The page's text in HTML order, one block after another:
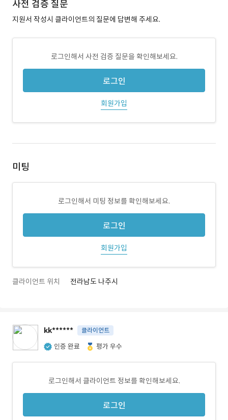
사전 검증 질문
지원서 작성시 클라이언트의 질문에 답변해 주세요.
로그인해서 사전 검증 질문을 확인해보세요.
로그인
회원가입
미팅
로그인해서 미팅 정보를 확인해보세요.
로그인
회원가입
클라이언트 위치 전라남도 나주시
kk****** 클라이언트
인증 완료 평가 우수
로그인해서 클라이언트 정보를 확인해보세요.
로그인